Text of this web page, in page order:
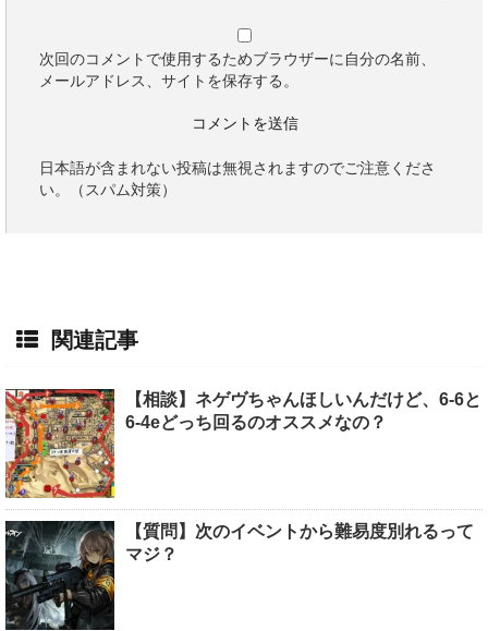
次回のコメントで使用するためブラウザーに自分の名前、
メールアドレス、サイトを保存する。
日本語が含まれない投稿は無視されますのでご注意くださ
い。（スパム対策）
関連記事
【相談】ネゲヴちゃんほしいんだけど、6-6と
6-4eどっち回るのオススメなの？
【質問】次のイベントから難易度別れるって
マジ？